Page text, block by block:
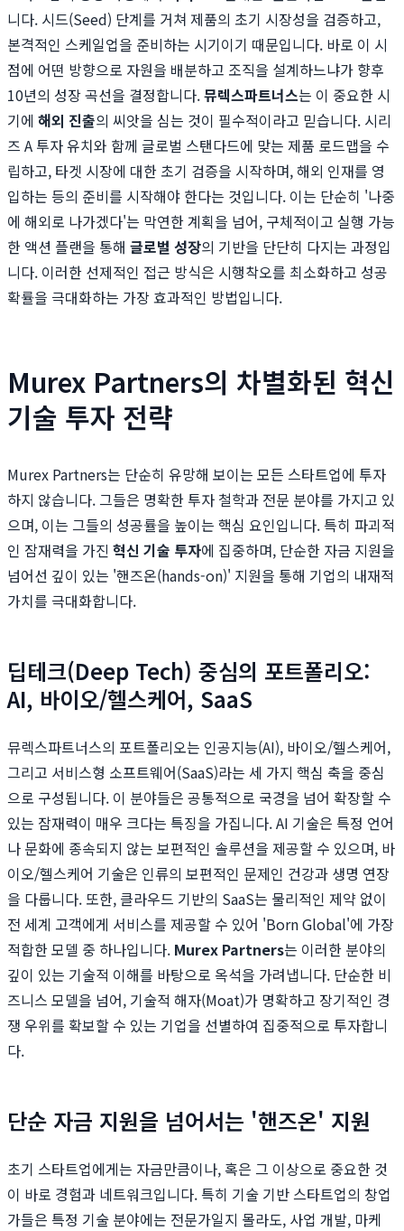
니다. 시드(Seed) 단계를 거쳐 제품의 초기 시장성을 검증하고,
본격적인 스케일업을 준비하는 시기이기 때문입니다. 바로 이 시
점에 어떤 방향으로 자원을 배분하고 조직을 설계하느냐가 향후
10년의 성장 곡선을 결정합니다.뮤렉스파트너스는 이 중요한 시
기에 해외 진출의 씨앗을 심는 것이 필수적이라고 믿습니다. 시리
즈 A 투자 유치와 함께 글로벌 스탠다드에 맞는 제품 로드맵을 수
립하고, 타겟 시장에 대한 초기 검증을 시작하며, 해외 인재를 영
입하는 등의 준비를 시작해야 한다는 것입니다. 이는 단순히 '나중
에 해외로 나가겠다'는 막연한 계획을 넘어, 구체적이고 실행 가능
한 액션 플랜을 통해 글로벌 성장의 기반을 단단히 다지는 과정입
니다. 이러한 선제적인 접근 방식은 시행착오를 최소화하고 성공
확률을 극대화하는 가장 효과적인 방법입니다.
Murex Partners의 차별화된 혁신
기술 투자 전략
Murex Partners는 단순히 유망해 보이는 모든 스타트업에 투자
하지 않습니다. 그들은 명확한 투자 철학과 전문 분야를 가지고 있
으며, 이는 그들의 성공률을 높이는 핵심 요인입니다. 특히 파괴적
인 잠재력을 가진 혁신 기술 투자에 집중하며, 단순한 자금 지원을
넘어선 깊이 있는 '핸즈온(hands-on)' 지원을 통해 기업의 내재적
가치를 극대화합니다.
딥테크(Deep Tech) 중심의 포트폴리오:
AI, 바이오/헬스케어, SaaS
뮤렉스파트너스의 포트폴리오는 인공지능(AI), 바이오/헬스케어,
그리고 서비스형 소프트웨어(SaaS)라는 세 가지 핵심 축을 중심
으로 구성됩니다. 이 분야들은 공통적으로 국경을 넘어 확장할 수
있는 잠재력이 매우 크다는 특징을 가집니다. AI 기술은 특정 언어
나 문화에 종속되지 않는 보편적인 솔루션을 제공할 수 있으며, 바
이오/헬스케어 기술은 인류의 보편적인 문제인 건강과 생명 연장
을 다룹니다. 또한, 클라우드 기반의 SaaS는 물리적인 제약 없이
전 세계 고객에게 서비스를 제공할 수 있어 'Born Global'에 가장
적합한 모델 중 하나입니다. Murex Partners는 이러한 분야의
깊이 있는 기술적 이해를 바탕으로 옥석을 가려냅니다. 단순한 비
즈니스 모델을 넘어, 기술적 해자(Moat)가 명확하고 장기적인 경
쟁 우위를 확보할 수 있는 기업을 선별하여 집중적으로 투자합니
다.
단순 자금 지원을 넘어서는 '핸즈온' 지원
초기 스타트업에게는 자금만큼이나, 혹은 그 이상으로 중요한 것
이 바로 경험과 네트워크입니다. 특히 기술 기반 스타트업의 창업
가들은 특정 기술 분야에는 전문가일지 몰라도, 사업 개발, 마케